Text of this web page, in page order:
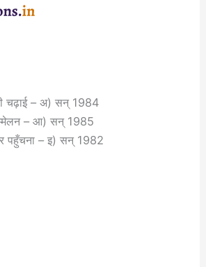
चढ़ाई – अ) सन् 1984
– आ) सन् 1985
पहुँचना – इ) सन् 1982